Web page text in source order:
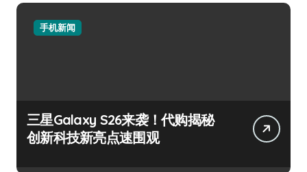
手机新闻
三星Galaxy S26来袭！代购揭秘
创新科技新亮点速围观